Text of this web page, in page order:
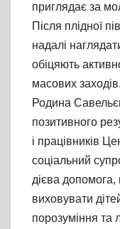
приглядає за
Після плідної
надалі
обіцяють
масових заходів.
Родина
позитивного
і працівників
соціальний
дієва
виховувати
порозуміння та